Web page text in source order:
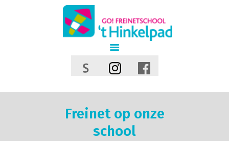
Freinet op onze
school
GO! basisschool Hinkelpad
GO! ONDERWIJS VAN DE VLAAMSE GEMEENSCHAP GELIJKE KANSEN – KWALITEITSVOL ONDERWIJS –
SAMEN LEREN SAMENLEVEN
INFORMATIE
AANMELDINGEN 2026-
AANMELDEN KAN VANAF
25 FEBRUARI 2025 VIA DE